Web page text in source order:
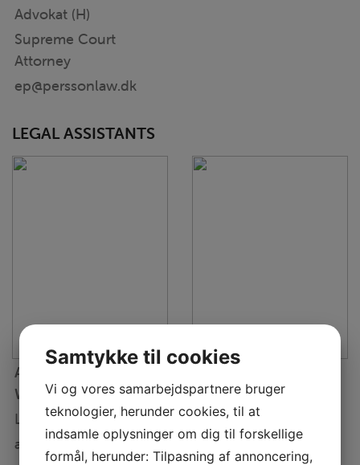
Advokat (H)
Supreme Court
Attorney
ep@perssonlaw.dk
LEGAL ASSISTANTS
Asger Lautrup
Windfeld
Legal assistant
aw@perssonlaw.dk
Legal assistant
ed@perssonlaw.dk
Samtykke til cookies
Vi og vores samarbejdspartnere bruger
teknologier, herunder cookies, til at
indsamle oplysninger om dig til forskellige
formål, herunder: Tilpasning af annoncering,